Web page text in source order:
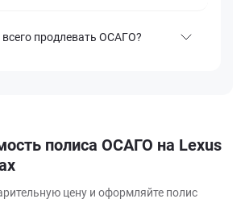
продлевать ОСАГО?
полиса ОСАГО на Lexus
цену и оформляйте полис